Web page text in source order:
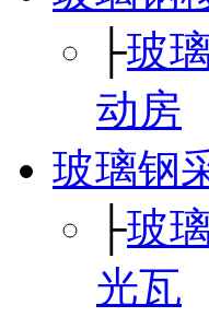
├玻
动房
玻璃钢
├玻
光瓦